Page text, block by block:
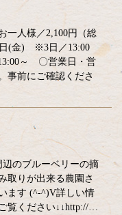
人様／2,100円（総
(金) ※3日／13:00
～ 〇営業日・営
事前にご確認くださ
のブルーベリーの摘
取りが出来る農園さ
ます (^-^)V詳しい情
覧ください↓↓http://…